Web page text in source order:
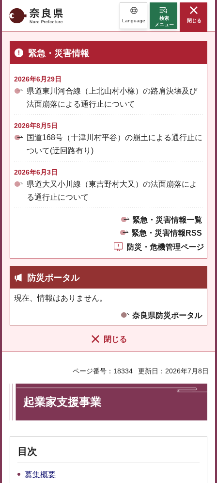
奈良県 Language
検索
メニュー
閉じる
緊急・災害情報
2026年6月29日
県道東川河合線（上北山村小橡）の路肩決壊及び
法面崩落による通行止について
2026年8月5日
国道168号（十津川村平谷）の崩土による通行止に
ついて(迂回路有り)
2026年6月3日
県道大又小川線（東吉野村大又）の法面崩落によ
る通行止について
緊急・災害情報一覧
緊急・災害情報RSS
防災・危機管理ページ
防災ポータル
現在、情報はありません。
奈良県防災ポータル
閉じる
ページ番号：18334 更新日：2026年7月8日
起業家支援事業
目次
募集概要